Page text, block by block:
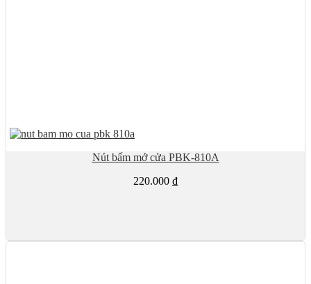
Nút bấm mở cửa PBK-810A
220.000 ₫